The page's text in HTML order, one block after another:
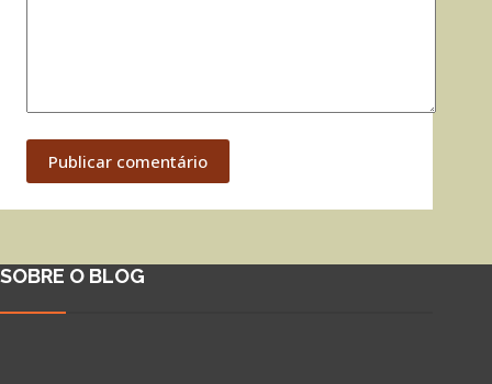
Publicar comentário
SOBRE O BLOG